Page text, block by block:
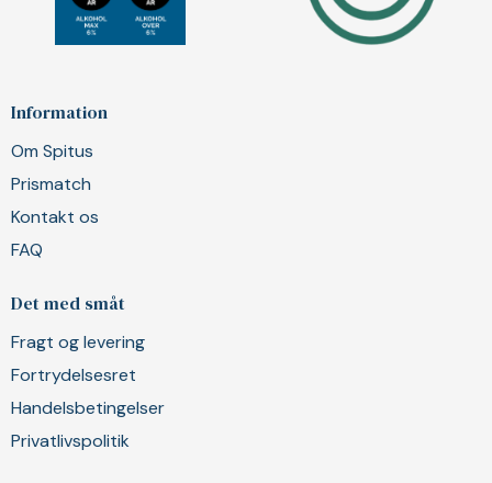
Information
Om Spitus
Prismatch
Kontakt os
FAQ
Det med småt
Fragt og levering
Fortrydelsesret
Handelsbetingelser
Privatlivspolitik